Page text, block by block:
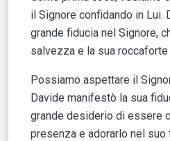
il Signore confidando in Lui.
grande fiducia nel Signore,
salvezza e la sua roccaforte
Possiamo aspettare il
Davide manifestò la sua
grande desiderio di essere
presenza e adorarlo nel suo